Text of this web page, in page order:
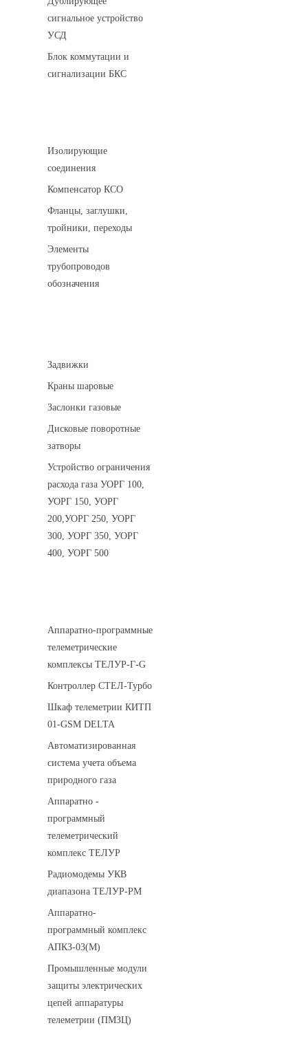
сигнальное устройство
УСД
Блок коммутации и
сигнализации БКС
Изолирующие
соединения
Компенсатор КСО
Фланцы, заглушки,
тройники, переходы
Элементы
трубопроводов
обозначения
Задвижки
Краны шаровые
Заслонки газовые
Дисковые поворотные
затворы
Устройство ограничения
расхода газа УОРГ 100,
УОРГ 150, УОРГ
200,УОРГ 250, УОРГ
300, УОРГ 350, УОРГ
400, УОРГ 500
Аппаратно-программные
телеметрические
комплексы ТЕЛУР-Г-G
Контроллер СТЕЛ-Турбо
Шкаф телеметрии КИТП
01-GSM DELTA
Автоматизированная
система учета объема
природного газа
Аппаратно -
программный
телеметрический
комплекс ТЕЛУР
Радиомодемы УКВ
диапазона ТЕЛУР-РМ
Аппаратно-
программный комплекс
АПКЗ-03(М)
Промышленные модули
защиты электрических
цепей аппаратуры
телеметрии (ПМЗЦ)